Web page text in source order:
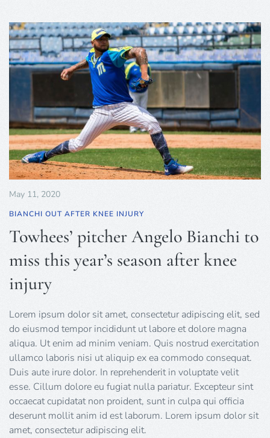
May 11, 2020
BIANCHI OUT AFTER KNEE INJURY
Towhees’ pitcher Angelo Bianchi to
miss this year’s season after knee
injury
Lorem ipsum dolor sit amet, consectetur adipiscing elit, sed
do eiusmod tempor incididunt ut labore et dolore magna
aliqua. Ut enim ad minim veniam. Quis nostrud exercitation
ullamco laboris nisi ut aliquip ex ea commodo consequat.
Duis aute irure dolor. In reprehenderit in voluptate velit
esse. Cillum dolore eu fugiat nulla pariatur. Excepteur sint
occaecat cupidatat non proident, sunt in culpa qui officia
deserunt mollit anim id est laborum. Lorem ipsum dolor sit
amet, consectetur adipiscing elit.